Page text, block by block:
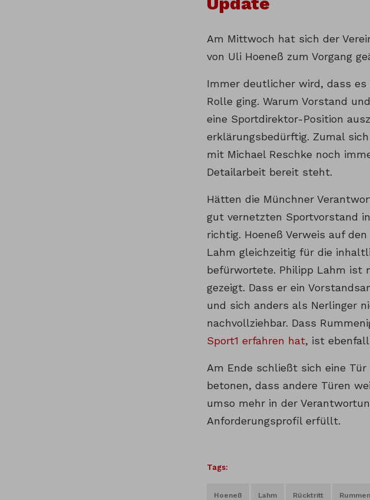
Am Mittwoch hat sich der
von Uli Hoeneß zum Vorgang
Immer deutlicher wird, dass
Rolle ging. Warum Vorstand
eine Sportdirektor-Position
erklärungsbedürftig. Zumal
mit Michael Reschke noch
Detailarbeit bereit steht.
Hätten die Münchner
gut vernetzten Sportvorstand
richtig. Hoeneß Verweis auf
Lahm gleichzeitig für die
befürwortete. Philipp Lahm ist
gezeigt. Dass er ein
und sich anders als Nerlinger
nachvollziehbar. Dass
Sport1 erfahren hat, ist
Am Ende schließt sich eine
betonen, dass andere Türen
umso mehr in der
Anforderungsprofil erfüllt.
Tags:
Hoeneß Lahm Rücktritt